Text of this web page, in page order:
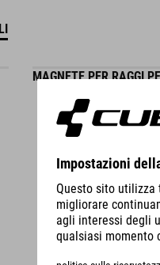
MAGNETE PER RAGGI